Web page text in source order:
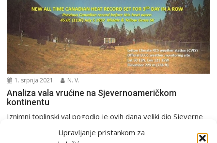
Upravljanje pristankom za
1. srpnja 2021. N. V.
Analiza vala vrućine na Sjevernoameričkom
kontinentu
Iznimni toplinski val pogodio je ovih dana veliki dio Sjeverne
Amerike. Prvenstveno se to odnosi na...
Europa i svijet